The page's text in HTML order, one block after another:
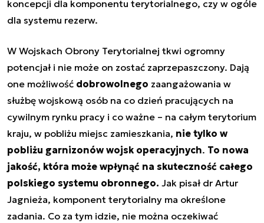
koncepcji dla komponentu terytorialnego, czy w ogóle
dla systemu rezerw.
W Wojskach Obrony Terytorialnej tkwi ogromny
potencjał i nie może on zostać zaprzepaszczony. Dają
one możliwość dobrowolnego zaangażowania w
służbę wojskową osób na co dzień pracujących na
cywilnym rynku pracy i co ważne – na całym terytorium
kraju, w pobliżu miejsc zamieszkania, nie tylko w
pobliżu garnizonów wojsk operacyjnych. To nowa
jakość, która może wpłynąć na skuteczność całego
polskiego systemu obronnego. Jak pisał dr Artur
Jagnieża, komponent terytorialny ma określone
zadania. Co za tym idzie, nie można oczekiwać